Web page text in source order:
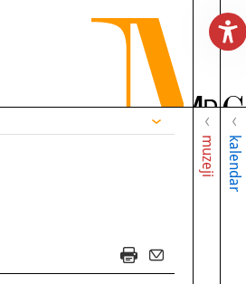
muzeji kalendar